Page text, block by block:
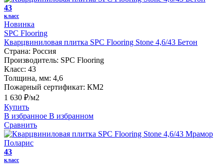
43
класс
Новинка
SPC Flooring
Кварцвиниловая плитка SPC Flooring Stone 4,6/43 Бетон
Страна: Россия
Производитель: SPC Flooring
Класс: 43
Толщина, мм: 4,6
Пожарный сертификат: КМ2
1 630 ₽/м2
Купить
В избранное В избранном
Сравнить
43
класс